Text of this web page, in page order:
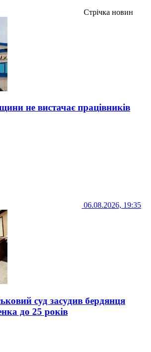
Стрічка новин
не вистачає працівників
06.08.2026, 19:35
суд засудив бердянця
до 25 років